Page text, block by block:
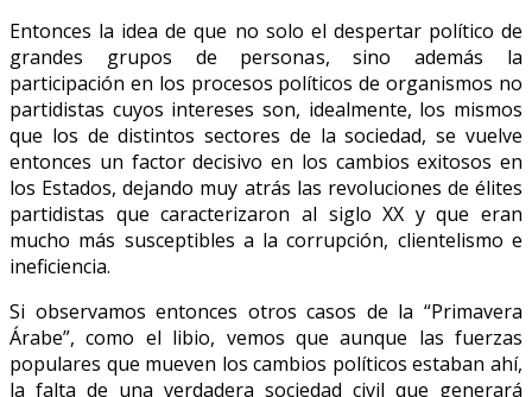
Entonces la idea de que no solo el despertar político de
grandes grupos de personas, sino además la
participación en los procesos políticos de organismos no
partidistas cuyos intereses son, idealmente, los mismos
que los de distintos sectores de la sociedad, se vuelve
entonces un factor decisivo en los cambios exitosos en
los Estados, dejando muy atrás las revoluciones de élites
partidistas que caracterizaron al siglo XX y que eran
mucho más susceptibles a la corrupción, clientelismo e
ineficiencia.
Si observamos entonces otros casos de la “Primavera
Árabe”, como el libio, vemos que aunque las fuerzas
populares que mueven los cambios políticos estaban ahí,
la falta de una verdadera sociedad civil que generará